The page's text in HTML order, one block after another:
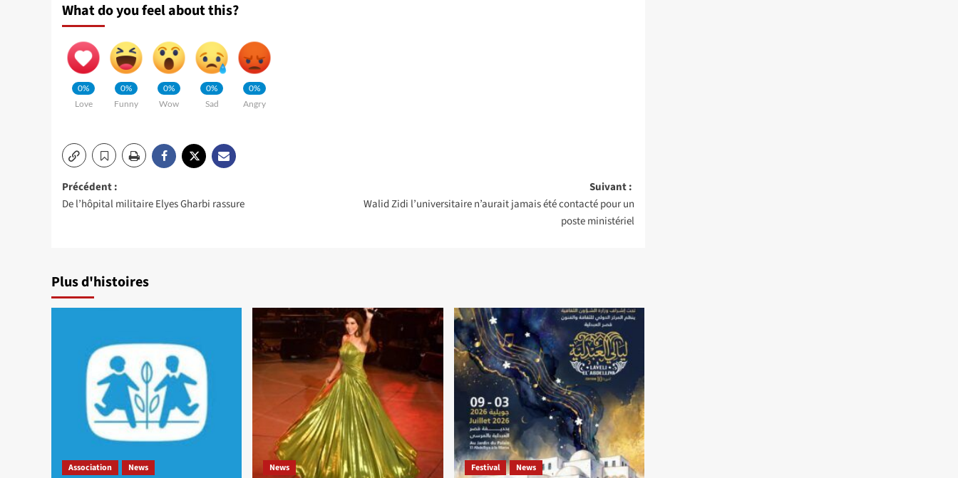
What do you feel about this?
0%
Love
0%
Funny
0%
Wow
0%
Sad
0%
Angry
Navigation
d’article
Précédent :
De l’hôpital militaire Elyes Gharbi rassure
Suivant :
Walid Zidi l’universitaire n’aurait jamais été contacté pour un
poste ministériel
Plus d'histoires
Association News News Festival News